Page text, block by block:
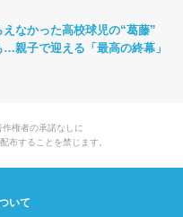
えなかった高校球児の“葛藤”
親子で迎える「最高の終幕」
権者の承諾なしに
布することを禁じます。
いて